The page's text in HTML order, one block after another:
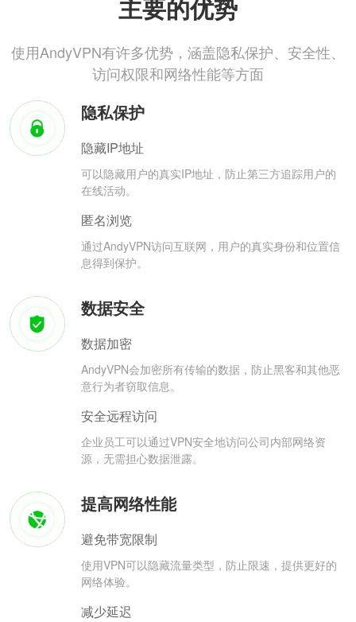
主要的优势
使用AndyVPN有许多优势，涵盖隐私保护、安全性、
访问权限和网络性能等方面
隐私保护
隐藏IP地址
可以隐藏用户的真实IP地址，防止第三方追踪用户的
在线活动。
匿名浏览
通过AndyVPN访问互联网，用户的真实身份和位置信
息得到保护。
数据安全
数据加密
AndyVPN会加密所有传输的数据，防止黑客和其他恶
意行为者窃取信息。
安全远程访问
企业员工可以通过VPN安全地访问公司内部网络资
源，无需担心数据泄露。
提高网络性能
避免带宽限制
使用VPN可以隐藏流量类型，防止限速，提供更好的
网络体验。
减少延迟